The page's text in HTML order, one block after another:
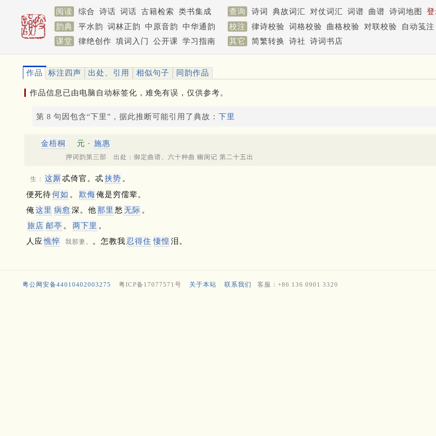
阅读 综合 诗话 词话 古籍检索 类书集成 查询 诗词 典故词汇 对仗词汇 词谱 曲谱 诗词地图
韵典
平水韵 词林正韵 中原音韵 中华通韵 校注 律诗校验 词格校验 曲格校验 对联校验
自动笺注
课堂
律绝创作 填词入门 公开课 学习指南 其它 简繁转换 诗社 诗词书店
作品 标注四声 出处、引用 相似句子 同韵作品
作品信息已由电脑自动标签化，难免有误，仅供参考。
第 8 句因包含“下里”，据此推断可能引用了典故： 下里
金梧桐 元 · 施惠
押词韵第三部 出处：御定曲谱、六十种曲 幽闺记 第二十五出
生： 这厮忒倚官。忒挟势 。
便死待何如 。 欺侮俺是穷儒辈。
俺这里 病愈 深。他那里 愁 无际 。
旅店 邮亭 。 两下里 。
人应 憔悴 我那妻。 。怎教我 忍得住 悽惶 泪。
粤公网安备44010402003275 粤ICP备17077571号 关于本站 联系我们 客服：+86 136 0901 3320